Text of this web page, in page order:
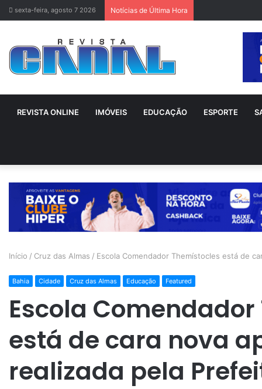
sexta-feira, agosto 7 2026 Notícias de Última Hora
REVISTA ONLINE IMÓVEIS EDUCAÇÃO ESPORTE
Início / Cruz das Almas / Escola Comendador Themístocles está de
Bahia Cidade Cruz das Almas Educação Featured
Escola
está de cara nova
realizada pela